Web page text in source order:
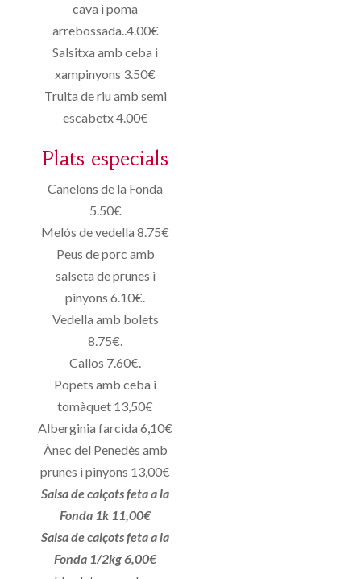
cava i poma
arrebossada..4.00€
Salsitxa amb ceba i
xampinyons 3.50€
Truita de riu amb semi
escabetx 4.00€
Plats especials
Canelons de la Fonda
5.50€
Melós de vedella 8.75€
Peus de porc amb
salseta de prunes i
pinyons 6.10€.
Vedella amb bolets
8.75€.
Callos 7.60€.
Popets amb ceba i
tomàquet 13,50€
Alberginia farcida 6,10€
Ànec del Penedès amb
prunes i pinyons 13,00€
Salsa de calçots feta a la
Fonda 1k 11,00€
Salsa de calçots feta a la
Fonda 1/2kg 6,00€